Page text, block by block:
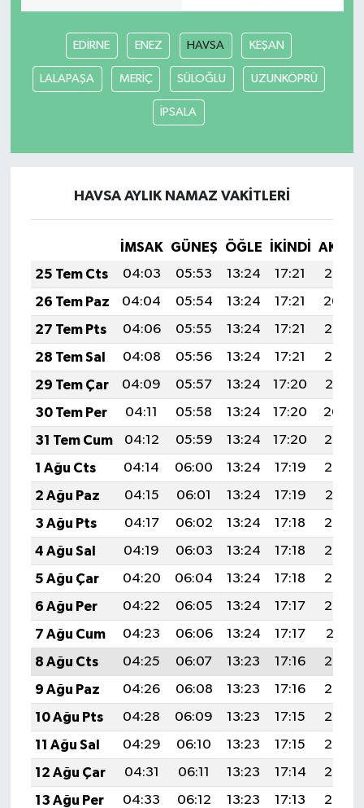
EDİRNE ENEZ HAVSA KEŞAN
LALAPAŞA MERİÇ SÜLOĞLU UZUNKÖPRÜ
İPSALA
HAVSA AYLIK NAMAZ VAKITLERI
İMSAK GÜNEŞ ÖĞLE İKINDI
25 Tem Cts
04:03 05:53 13:24 17:21
20:45
26 Tem Paz
04:04 05:54 13:24 17:21
20:44
27 Tem Pts
04:06 05:55 13:24 17:21
20:43
28 Tem Sal
04:08 05:56 13:24 17:21
20:42
29 Tem Çar
04:09 05:57 13:24 17:20
20:41
30 Tem Per
04:11 05:58 13:24 17:20
20:40
31 Tem Cum
04:12 05:59 13:24 17:20
20:39
1 Ağu Cts
04:14 06:00 13:24 17:19
20:38
2 Ağu Paz
04:15 06:01 13:24 17:19
20:37
3 Ağu Pts
04:17 06:02 13:24 17:18
20:36
4 Ağu Sal
04:19 06:03 13:24 17:18
20:35
5 Ağu Çar
04:20 06:04 13:24 17:18
20:34
6 Ağu Per
04:22 06:05 13:24 17:17
20:32
7 Ağu Cum
04:23 06:06 13:24 17:17
20:31
8 Ağu Cts
04:25 06:07 13:23 17:16
20:30
9 Ağu Paz
04:26 06:08 13:23 17:16
20:29
10 Ağu Pts
04:28 06:09 13:23 17:15
20:27
11 Ağu Sal
04:29 06:10 13:23 17:15
20:26
12 Ağu Çar
04:31 06:11 13:23 17:14
20:25
13 Ağu Per
04:33 06:12 13:23 17:13
20:23